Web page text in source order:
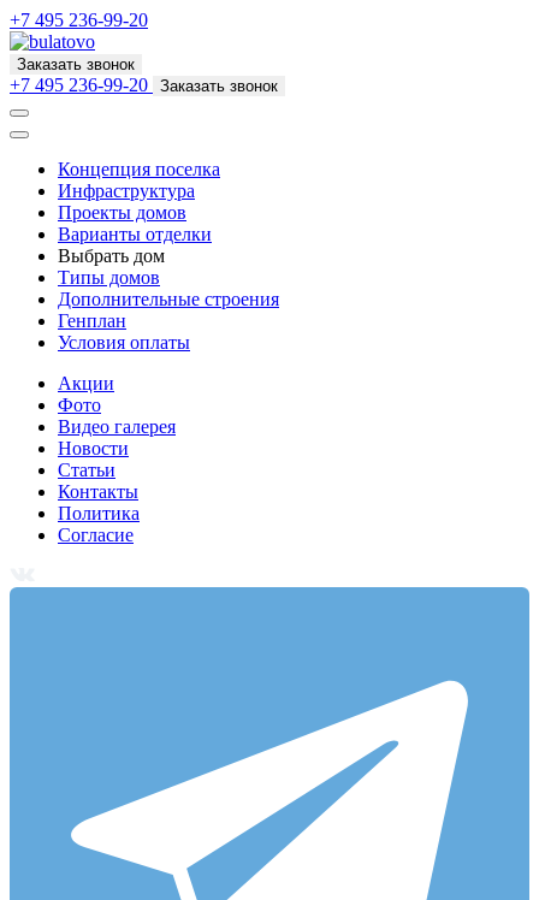
+7 495 236-99-20
Заказать звонок
+7 495 236-99-20 Заказать звонок
Концепция поселка
Инфраструктура
Проекты домов
Варианты отделки
Выбрать дом
Типы домов
Дополнительные строения
Генплан
Условия оплаты
Акции
Фото
Видео галерея
Новости
Статьи
Контакты
Политика
Согласие